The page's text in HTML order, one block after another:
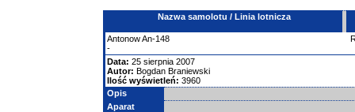
Nazwa samolotu / Linia lotnicza
AntonowAn-148
-
Data: 25 sierpnia 2007
Autor: Bogdan Braniewski
Ilość wyświetleń: 3960
Opis
Aparat